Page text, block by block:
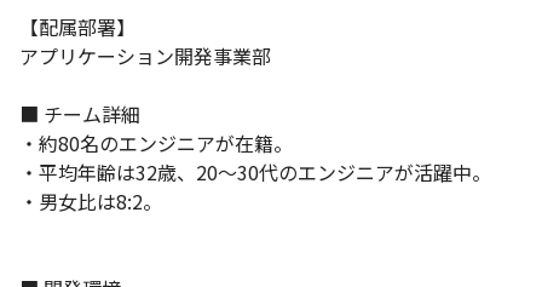
【配属部署】
アプリケーション開発事業部
■ チーム詳細
・約80名のエンジニアが在籍。
・平均年齢は32歳、20～30代のエンジニアが活躍中。
・男女比は8:2。